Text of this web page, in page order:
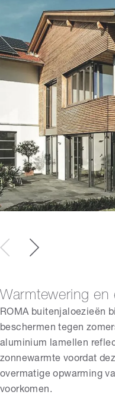
Warmtewering en
ROMA buitenjaloezieën
beschermen tegen
aluminium lamellen
zonnewarmte voordat
overmatige opwarming
voorkomen.